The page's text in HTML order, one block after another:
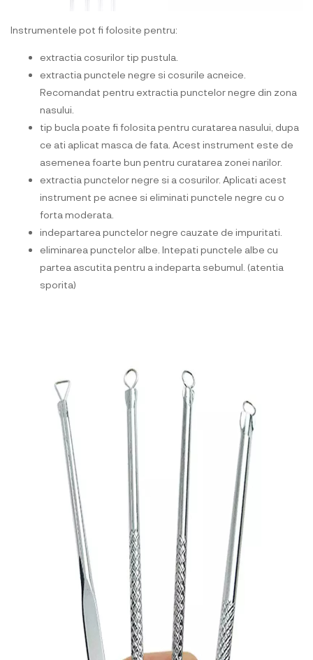
Instrumentele pot fi folosite pentru:
extractia cosurilor tip pustula.
extractia punctele negre si cosurile acneice.
Recomandat pentru extractia punctelor negre din zona
nasului.
tip bucla poate fi folosita pentru curatarea nasului, dupa
ce ati aplicat masca de fata. Acest instrument este de
asemenea foarte bun pentru curatarea zonei narilor.
extractia punctelor negre si a cosurilor. Aplicati acest
instrument pe acnee si eliminati punctele negre cu o
forta moderata.
indepartarea punctelor negre cauzate de impuritati.
eliminarea punctelor albe. Intepati punctele albe cu
partea ascutita pentru a indeparta sebumul. (atentia
sporita)